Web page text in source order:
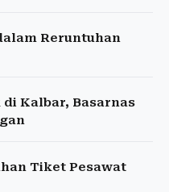
Reruntuhan
Kalbar, Basarnas
Tiket Pesawat